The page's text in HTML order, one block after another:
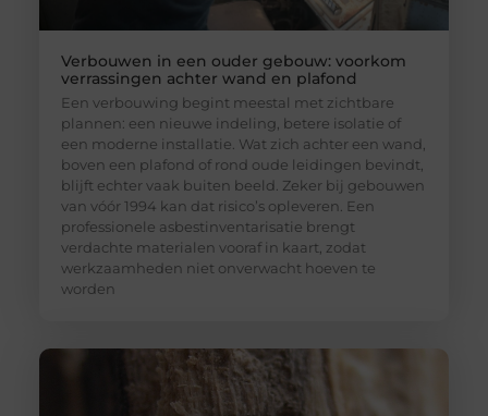
Verbouwen in een ouder gebouw: voorkom
verrassingen achter wand en plafond
Een verbouwing begint meestal met zichtbare
plannen: een nieuwe indeling, betere isolatie of
een moderne installatie. Wat zich achter een wand,
boven een plafond of rond oude leidingen bevindt,
blijft echter vaak buiten beeld. Zeker bij gebouwen
van vóór 1994 kan dat risico’s opleveren. Een
professionele asbestinventarisatie brengt
verdachte materialen vooraf in kaart, zodat
werkzaamheden niet onverwacht hoeven te
worden